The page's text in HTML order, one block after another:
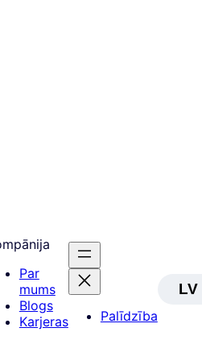
Par
mums
Blogs
Karjeras
Palīdzība
LV